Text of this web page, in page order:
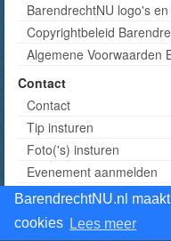
BarendrechtNU.nl
cookies Lees meer
BarendrechtNU logo's
Copyrightbeleid
Algemene Voorwaarden
Contact
Contact
Tip insturen
Foto('s) insturen
Evenement aanmelden
Informatie aanvragen